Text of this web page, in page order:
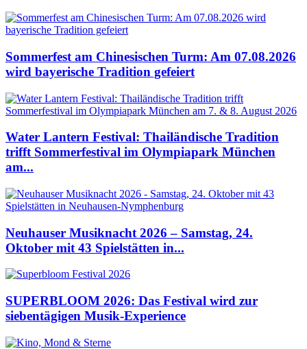
Sommerfest am Chinesischen Turm: Am 07.08.2026
wird bayerische Tradition gefeiert
Water Lantern Festival: Thailändische Tradition
trifft Sommerfestival im Olympiapark München
am...
Neuhauser Musiknacht 2026 – Samstag, 24.
Oktober mit 43 Spielstätten in...
SUPERBLOOM 2026: Das Festival wird zur
siebentägigen Musik-Experience